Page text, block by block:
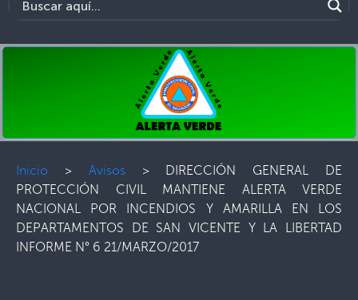
Inicio > Avisos> DIRECCIÓN GENERAL DE
PROTECCIÓN CIVIL MANTIENE ALERTA VERDE
NACIONAL POR INCENDIOS Y AMARILLA EN LOS
DEPARTAMENTOS DE SAN VICENTE Y LA LIBERTAD
INFORME N° 6 21/MARZO/2017